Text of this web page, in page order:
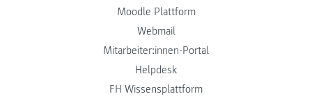
Moodle Plattform
Webmail
Mitarbeiter:innen-Portal
Helpdesk
FH Wissensplattform